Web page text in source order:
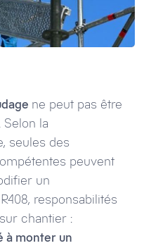
ne peut pas être
Selon la
seules des
peuvent
un
responsabilités
chantier :
à monter un